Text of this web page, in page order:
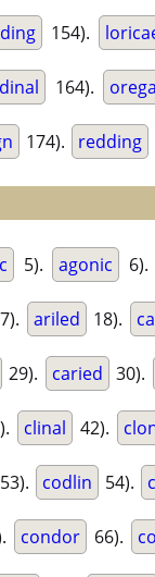
154).
164).
174). redding
5). agonic 6).
ariled 18).
29). caried 30).
clinal 42).
53). codlin 54).
condor 66).